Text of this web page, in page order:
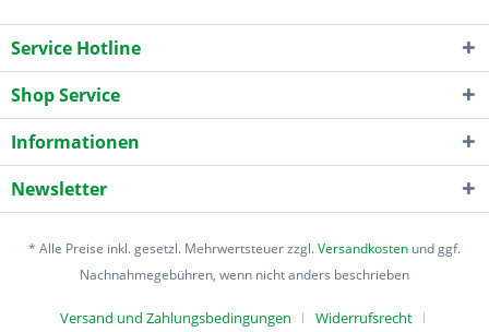
Service Hotline
Shop Service
Informationen
Newsletter
* Alle Preise inkl. gesetzl. Mehrwertsteuer zzgl.Versandkosten und ggf.
Nachnahmegebühren, wenn nicht anders beschrieben
Versand und Zahlungsbedingungen Widerrufsrecht